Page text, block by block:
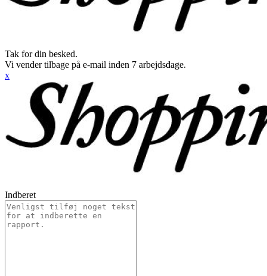
Tak for din besked.
Vi vender tilbage på e-mail inden 7 arbejdsdage.
x
Indberet